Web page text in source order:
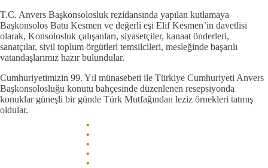
T.C. Anvers Başkonsolosluk rezidansında yapılan kutlamaya
Başkonsolos Batu Kesmen ve değerli eşi Elif Kesmen’in davetlisi
olarak, Konsolosluk çalışanları, siyasetçiler, kanaat önderleri,
sanatçılar, sivil toplum örgütleri temsilcileri, mesleğinde başarılı
vatandaşlarımız hazır bulundular.
Cumhuriyetimizin 99. Yıl münasebeti ile Türkiye Cumhuriyeti Anvers
Başkonsolosluğu konutu bahçesinde düzenlenen resepsiyonda
konuklar güneşli bir günde Türk Mutfağından leziz örnekleri tatmış
oldular.